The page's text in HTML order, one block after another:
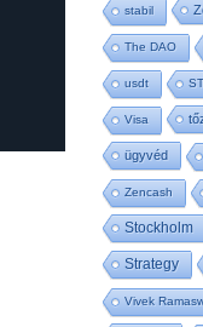
stabil
The DAO
usdt
Visa
ügyvéd
Zencash
Stockholm
Strategy
Vivek